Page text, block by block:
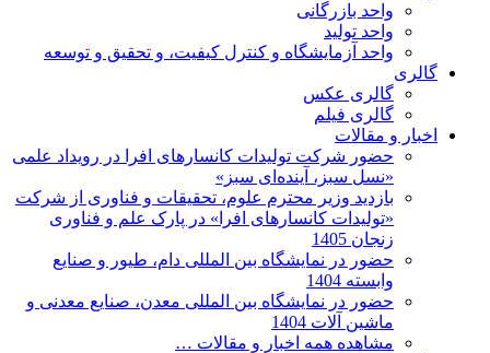
واحد بازرگانی
واحد تولید
واحد آزمایشگاه و کنترل کیفیت، و تحقیق و توسعه
گالری
گالری عکس
گالری فیلم
اخبار و مقالات
حضور شرکت تولیدات کانسارهای افرا در رویداد علمی
«نسل سبز، آینده‌ای سبز»
بازدید وزیر محترم علوم، تحقیقات و فناوری از شرکت
«تولیدات کانسارهای افرا» در پارک علم و فناوری
زنجان 1405
حضور در نمایشگاه بین المللی دام، طیور و صنایع
وابسته 1404
حضور در نمایشگاه بین المللی معدن، صنایع معدنی و
ماشین آلات 1404
مشاهده همه اخبار و مقالات …